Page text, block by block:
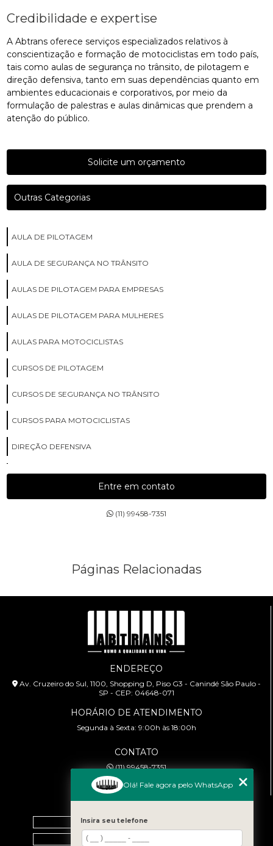
Credibilidade e expertise
A Abtrans oferece serviços especializados relativos à
conscientização e formação de motociclistas em todo país,
tais como aulas de segurança no trânsito, de pilotagem e
direção defensiva, tanto em suas dependências quanto em
ambientes educacionais e corporativos, por meio da
formulação de palestras e aulas dinâmicas que prendem a
atenção do público.
Solicite um orçamento
Outras Categorias
AULA DE PILOTAGEM
AULA DE SEGURANÇA NO TRÂNSITO
AULAS DE PILOTAGEM PARA EMPRESAS
AULAS DE PILOTAGEM PARA MULHERES
AULAS PARA MOTOCICLISTAS
CURSOS DE PILOTAGEM
CURSOS DE SEGURANÇA NO TRÂNSITO
CURSOS PARA MOTOCICLISTAS
DIREÇÃO DEFENSIVA
DIREÇÃO PREVENTIVA
ESCOLA COM AULAS PARA MOTOCICLISTAS
ESCOLA DE DIREÇÕES PREVENTIVAS
TREINAMENTOS PARA MOTOCICLISTAS
Entre em contato
(11) 99458-7351
Páginas Relacionadas
ENDEREÇO
Av. Cruzeiro do Sul, 1100, Shopping D, Piso G3 - Canindé São Paulo -
SP - CEP: 04648-071
HORÁRIO DE ATENDIMENTO
Segunda à Sexta: 9:00h às 18:00h
CONTATO
(11) 99458-7351
cursoabtrans@gmail.com
Home
Empresa
Olá! Fale agora pelo WhatsApp
Insira seu telefone